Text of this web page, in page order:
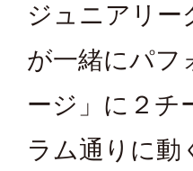
ジュニアリー
が一緒にパフ
ージ」に２チ
ラム通りに動